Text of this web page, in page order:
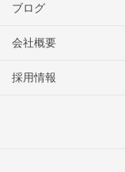
ブログ
会社概要
採用情報